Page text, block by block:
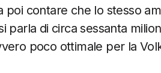
poi contare che lo stesso
parla di circa sessanta
poco ottimale per la